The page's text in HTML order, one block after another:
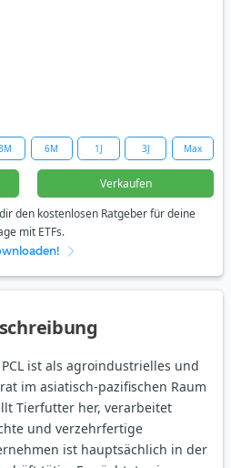
6M 1J 3J Max
Verkaufen
den kostenlosen Ratgeber für deine
mit ETFs.
ist als agroindustrielles und
im asiatisch-pazifischen Raum
Tierfutter her, verarbeitet
und verzehrfertige
ist hauptsächlich in der